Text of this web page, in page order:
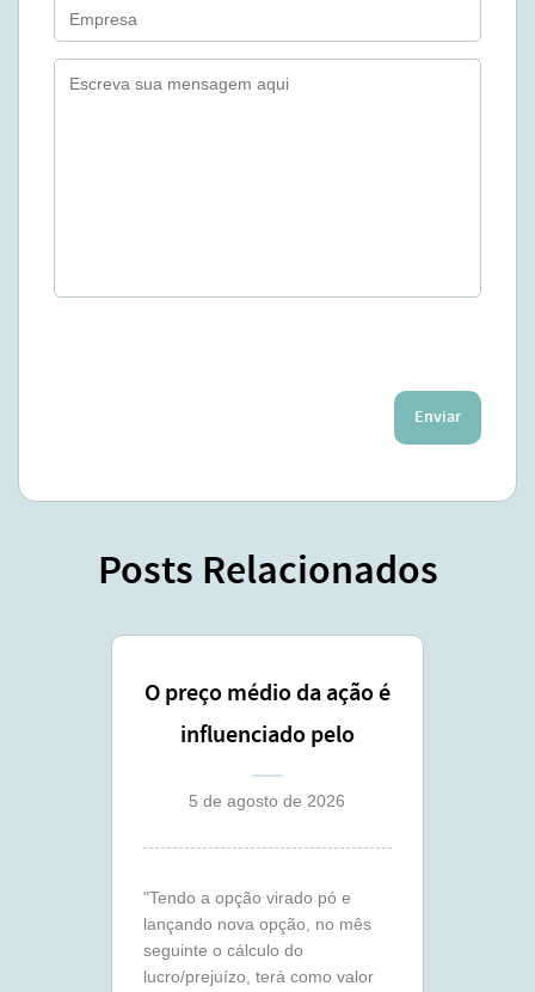
Enviar
Posts Relacionados
O preço médio da ação é
influenciado pelo
lançamento coberto ?
5 de agosto de 2026
"Tendo a opção virado pó e
lançando nova opção, no mês
seguinte o cálculo do
lucro/prejuízo, terá como valor